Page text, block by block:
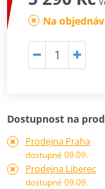
Na
Dostupnost na
Prodejna Praha
dostupné 09.09.
Prodejna Liberec
dostupné 09.09.